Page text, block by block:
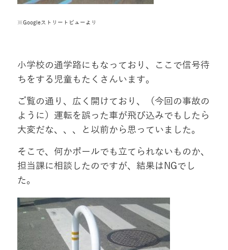
※Googleストリートビューより
小学校の通学路にもなっており、ここで信号待
ちをする児童もたくさんいます。
ご覧の通り、広く開けており、（今回の事故の
ように）運転を誤った車が飛び込みでもしたら
大変だな、、、と以前から思っていました。
そこで、何かポールでも立てられないものか、
担当課に相談したのですが、結果はNGでし
た。